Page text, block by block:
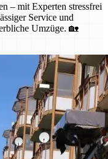
– mit Experten stressfrei
Service und
Umzüge. 🏡